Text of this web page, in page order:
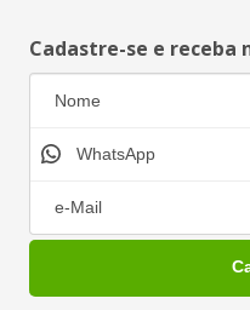
Cadastre-se e